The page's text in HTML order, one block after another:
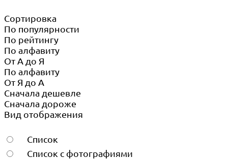
Сортировка
По популярности
По рейтингу
По алфавиту
От А до Я
По алфавиту
От Я до А
Сначала дешевле
Сначала дороже
Вид отображения
Список
Список с фотографиями